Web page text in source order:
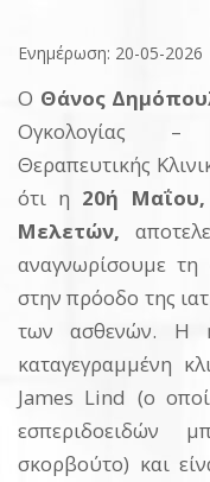
Ενημέρωση: 20-05-2026
Ο Θάνος
Ογκολογίας –
Θεραπευτικής
ότι η 20ή Μαΐου,
Μελετών,
αναγνωρίσουμε τη
στην πρόοδο της
των ασθενών. Η
καταγεγραμμένη
James Lind (ο
εσπεριδοειδών
σκορβούτο) και